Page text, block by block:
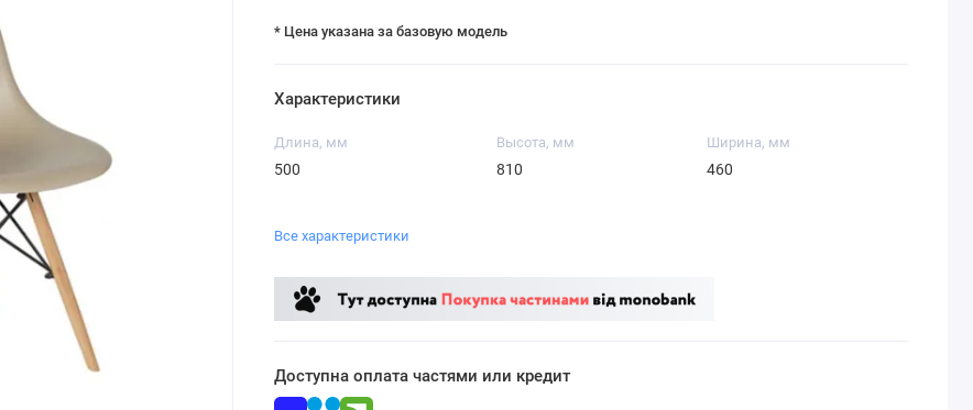
* Цена указана за базовую модель
Характеристики
Длина, мм
500
Высота, мм
810
Ширина, мм
460
Все характеристики
Доступна оплата частями или кредит